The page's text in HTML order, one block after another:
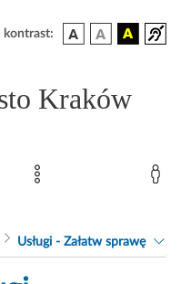
kontrast:
Kraków
Usługi - Załatw sprawę